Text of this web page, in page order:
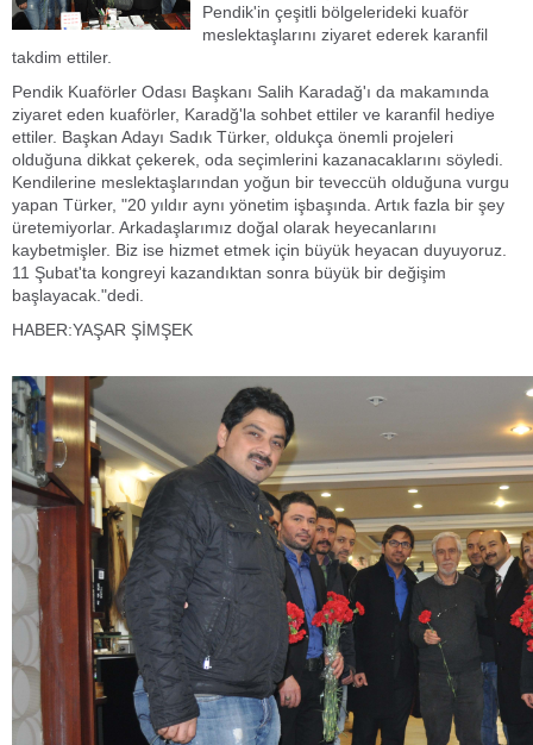
Pendik'in çeşitli bölgelerideki kuaför
meslektaşlarını ziyaret ederek karanfil
takdim ettiler.
Pendik Kuaförler Odası Başkanı Salih Karadağ'ı da makamında
ziyaret eden kuaförler, Karadğ'la sohbet ettiler ve karanfil hediye
ettiler. Başkan Adayı Sadık Türker, oldukça önemli projeleri
olduğuna dikkat çekerek, oda seçimlerini kazanacaklarını söyledi.
Kendilerine meslektaşlarından yoğun bir teveccüh olduğuna vurgu
yapan Türker, "20 yıldır aynı yönetim işbaşında. Artık fazla bir şey
üretemiyorlar. Arkadaşlarımız doğal olarak heyecanlarını
kaybetmişler. Biz ise hizmet etmek için büyük heyacan duyuyoruz.
11 Şubat'ta kongreyi kazandıktan sonra büyük bir değişim
başlayacak."dedi.
HABER:YAŞAR ŞİMŞEK